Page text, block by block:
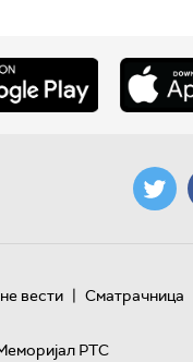
вести | Сматрачница
РТС